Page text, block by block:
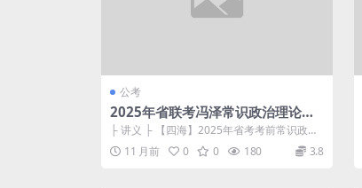
公考
2025年省联考冯泽常识政治理论时
政考前冲刺
├ 讲义 ├ 【四海】2025年省考考前常识政治
理论冲刺讲义–答案....
11 月前 0 0 180 3.8